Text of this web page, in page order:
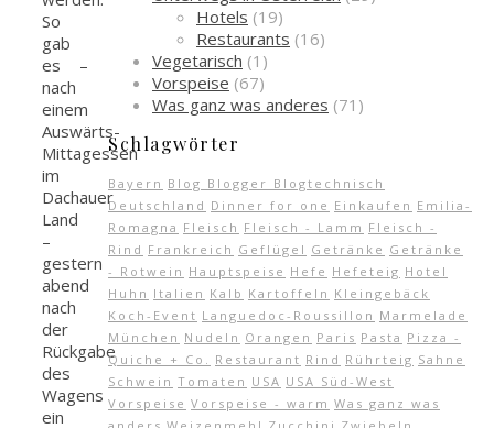
So
gab
es –
nach
einem
Auswärts-
Mittagessen
im
Dachauer
Land
–
gestern
abend
nach
der
Rückgabe
des
Wagens
ein
Hotels (19)
Restaurants (16)
Vegetarisch (1)
Vorspeise (67)
Was ganz was anderes (71)
Schlagwörter
Bayern Blog Blogger Blogtechnisch
Deutschland Dinner for one Einkaufen Emilia-
Romagna Fleisch Fleisch - Lamm Fleisch -
Rind Frankreich Geflügel Getränke Getränke
- Rotwein Hauptspeise Hefe Hefeteig Hotel
Huhn Italien Kalb Kartoffeln Kleingebäck
Koch-Event Languedoc-Roussillon Marmelade
München Nudeln Orangen Paris Pasta Pizza -
Quiche + Co.
Restaurant Rind Rührteig Sahne
Schwein Tomaten USA USA Süd-West
Vorspeise Vorspeise - warm Was ganz was